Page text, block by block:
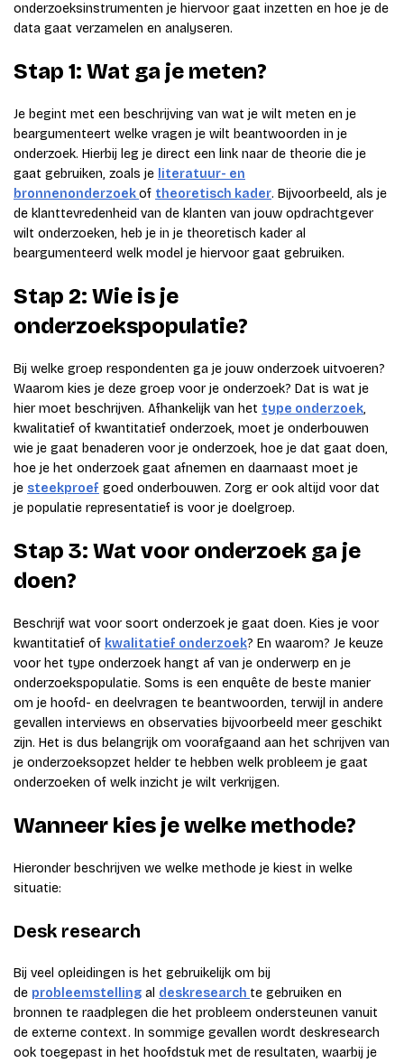
onderzoeksinstrumenten je hiervoor gaat inzetten en hoe je de
data gaat verzamelen en analyseren.
Stap 1: Wat ga je meten?
Je begint met een beschrijving van wat je wilt meten en je
beargumenteert welke vragen je wilt beantwoorden in je
onderzoek. Hierbij leg je direct een link naar de theorie die je
gaat gebruiken, zoals je literatuur- en
bronnenonderzoekof theoretisch kader. Bijvoorbeeld, als je
de klanttevredenheid van de klanten van jouw opdrachtgever
wilt onderzoeken, heb je in je theoretisch kader al
beargumenteerd welk model je hiervoor gaat gebruiken.
Stap 2: Wie is je
onderzoekspopulatie?
Bij welke groep respondenten ga je jouw onderzoek uitvoeren?
Waarom kies je deze groep voor je onderzoek? Dat is wat je
hier moet beschrijven. Afhankelijk van het type onderzoek,
kwalitatief of kwantitatief onderzoek, moet je onderbouwen
wie je gaat benaderen voor je onderzoek, hoe je dat gaat doen,
hoe je het onderzoek gaat afnemen en daarnaast moet je
je steekproef goed onderbouwen. Zorg er ook altijd voor dat
je populatie representatief is voor je doelgroep.
Stap 3: Wat voor onderzoek ga je
doen?
Beschrijf wat voor soort onderzoek je gaat doen. Kies je voor
kwantitatief of kwalitatief onderzoek? En waarom? Je keuze
voor het type onderzoek hangt af van je onderwerp en je
onderzoekspopulatie. Soms is een enquête de beste manier
om je hoofd- en deelvragen te beantwoorden, terwijl in andere
gevallen interviews en observaties bijvoorbeeld meer geschikt
zijn. Het is dus belangrijk om voorafgaand aan het schrijven van
je onderzoeksopzet helder te hebben welk probleem je gaat
onderzoeken of welk inzicht je wilt verkrijgen.
Wanneer kies je welke methode?
Hieronder beschrijven we welke methode je kiest in welke
situatie:
Desk research
Bij veel opleidingen is het gebruikelijk om bij
de probleemstelling al deskresearch te gebruiken en
bronnen te raadplegen die het probleem ondersteunen vanuit
de externe context. In sommige gevallen wordt deskresearch
ook toegepast in het hoofdstuk met de resultaten, waarbij je